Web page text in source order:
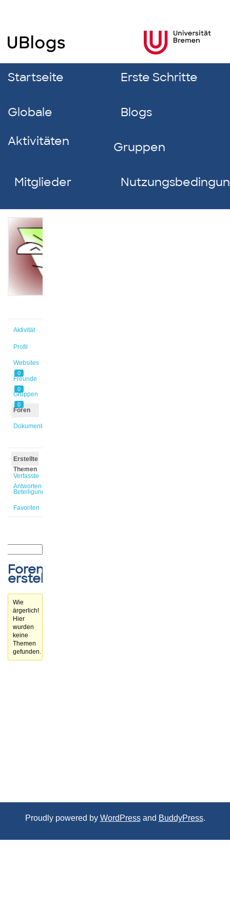
Startseite Erste Schritte
Globale
Aktivitäten
Blogs
Gruppen
Mitglieder
Aktivität
Profil
Websites
0
Freunde
0
Gruppen
0
Foren
Dokumente
Erstellte
Themen
Verfasste
Antworten
Beteiligungen
Favoriten
Forenthemen
erstellt
Wie
ärgerlich!
Hier
wurden
keine
Themen
gefunden.
Proudly powered by WordPressand BuddyPress.